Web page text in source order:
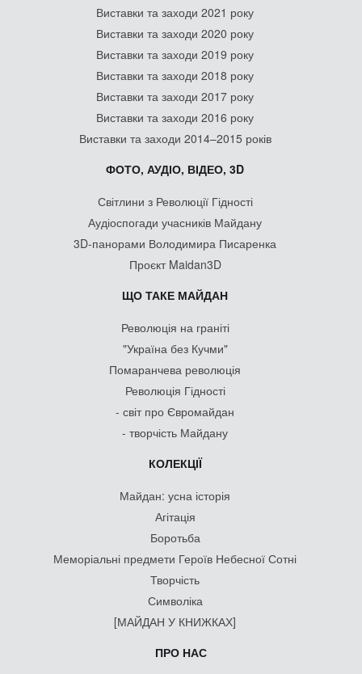
Виставки та заходи 2021 року
Виставки та заходи 2020 року
Виставки та заходи 2019 року
Виставки та заходи 2018 року
Виставки та заходи 2017 року
Виставки та заходи 2016 року
Виставки та заходи 2014–2015 років
ФОТО, АУДІО, ВІДЕО, 3D
Світлини з Революції Гідності
Аудіоспогади учасників Майдану
3D-панорами Володимира Писаренка
Проєкт Maidan3D
ЩО ТАКЕ МАЙДАН
Революція на граніті
"Україна без Кучми"
Помаранчева революція
Революція Гідності
- світ про Євромайдан
- творчість Майдану
КОЛЕКЦІЇ
Майдан: усна історія
Агітація
Боротьба
Меморіальні предмети Героїв Небесної Сотні
Творчість
Символіка
[МАЙДАН У КНИЖКАХ]
ПРО НАС